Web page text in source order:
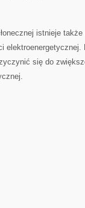
‍istnieje
się do